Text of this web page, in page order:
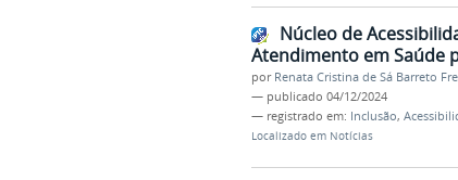
Núcleo de
Atendimento em Saúde
por Renata Cristina de Sá Barreto
— publicado 04/12/2024
— registrado em: Inclusão,
Localizado em Notícias